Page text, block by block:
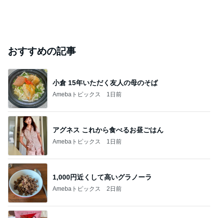
おすすめの記事
小倉 15年いただく友人の母のそば
Amebaトピックス 1日前
アグネス これから食べるお昼ごはん
Amebaトピックス 1日前
1,000円近くして高いグラノーラ
Amebaトピックス 2日前